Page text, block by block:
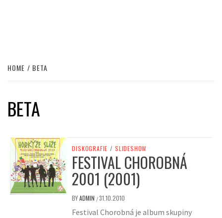
HOME BETA
BETA
DISKOGRAFIE / SLIDESHOW
FESTIVAL CHOROBNÁ
2001 (2001)
BYADMIN /31.10.2010
Festival Chorobná je album skupiny